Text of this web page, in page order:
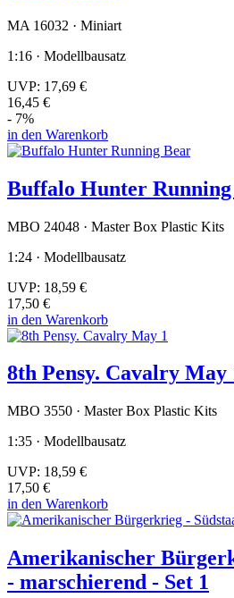
MA 16032 · Miniart
1:16 · Modellbausatz
UVP: 17,69 €
16,45 €
- 7%
in den Warenkorb
Buffalo Hunter
MBO 24048 · Master Box Plastic Kits
1:24 · Modellbausatz
UVP: 18,59 €
17,50 €
in den Warenkorb
8th Pensy. Cavalry May
MBO 3550 · Master Box Plastic Kits
1:35 · Modellbausatz
UVP: 18,59 €
17,50 €
in den Warenkorb
Amerikanischer
- marschierend - Set 1